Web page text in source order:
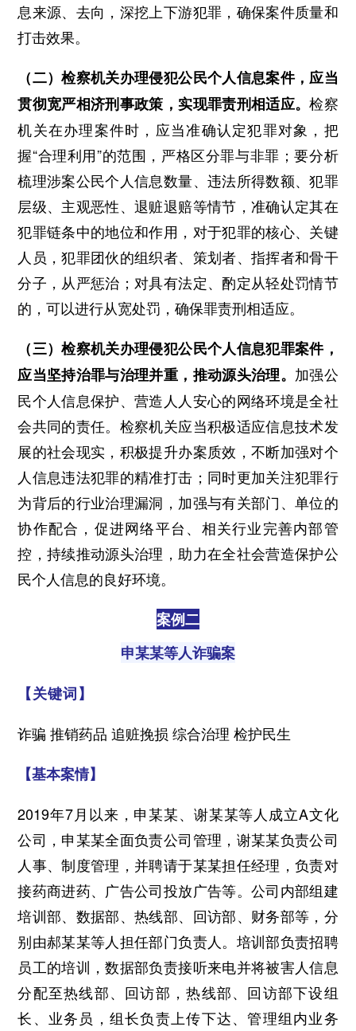
息来源、去向，深挖上下游犯罪，确保案件质量和
打击效果。
（二）检察机关办理侵犯公民个人信息案件，应当
贯彻宽严相济刑事政策，实现罪责刑相适应。检察
机关在办理案件时，应当准确认定犯罪对象，把
握“合理利用”的范围，严格区分罪与非罪；要分析
梳理涉案公民个人信息数量、违法所得数额、犯罪
层级、主观恶性、退赃退赔等情节，准确认定其在
犯罪链条中的地位和作用，对于犯罪的核心、关键
人员，犯罪团伙的组织者、策划者、指挥者和骨干
分子，从严惩治；对具有法定、酌定从轻处罚情节
的，可以进行从宽处罚，确保罪责刑相适应。
（三）检察机关办理侵犯公民个人信息犯罪案件，
应当坚持治罪与治理并重，推动源头治理。 加强公
民个人信息保护、营造人人安心的网络环境是全社
会共同的责任。检察机关应当积极适应信息技术发
展的社会现实，积极提升办案质效，不断加强对个
人信息违法犯罪的精准打击；同时更加关注犯罪行
为背后的行业治理漏洞，加强与有关部门、单位的
协作配合，促进网络平台、相关行业完善内部管
控，持续推动源头治理，助力在全社会营造保护公
民个人信息的良好环境。
案例二
申某某等人诈骗案
【关键词】
诈骗 推销药品 追赃挽损 综合治理 检护民生
【基本案情】
2019年7月以来，申某某、谢某某等人成立A文化
公司，申某某全面负责公司管理，谢某某负责公司
人事、制度管理，并聘请于某某担任经理，负责对
接药商进药、广告公司投放广告等。公司内部组建
培训部、数据部、热线部、回访部、财务部等，分
别由郝某某等人担任部门负责人。培训部负责招聘
员工的培训，数据部负责接听来电并将被害人信息
分配至热线部、回访部，热线部、回访部下设组
长、业务员，组长负责上传下达、管理组内业务